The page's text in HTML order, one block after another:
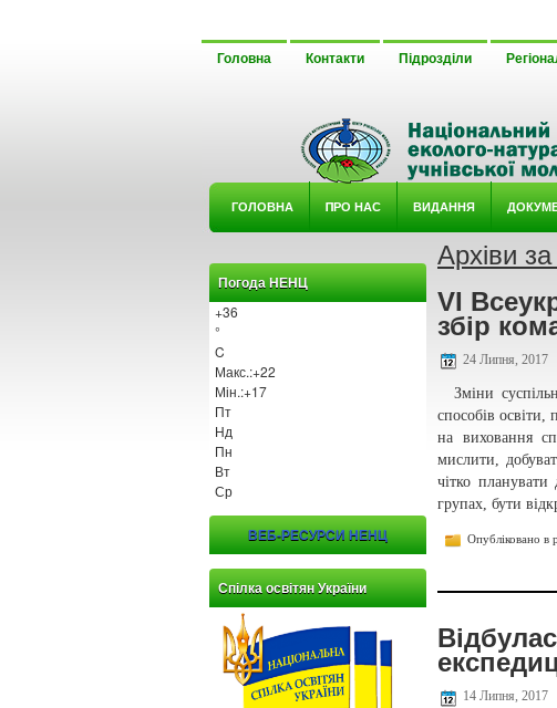
Головна Контакти Підрозділи
ГОЛОВНА ΠРО НАС ВИДАННЯ
Погода НЕНЦ
+36
°
C
Макс.:+22
Мін.:+17
Пт
Нд
Пн
Вт
Ср
ВЕБ-РЕСУРСИ НЕНЦ
Спілка освітян України
Архіви
VI
збір
24 Липня, 2017
Зміни
способів освіти,
на виховання
мислити,
чітко
групах, бути
Опубліковано в
14 Липня, 2017